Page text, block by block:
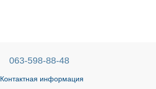
063-598-88-48
Контактная информация